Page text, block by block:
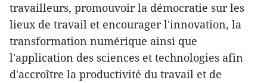
travailleurs, promouvoir la démocratie sur les
lieux de travail et encourager l'innovation, la
transformation numérique ainsi que
l'application des sciences et technologies afin
d'accroître la productivité du travail et de